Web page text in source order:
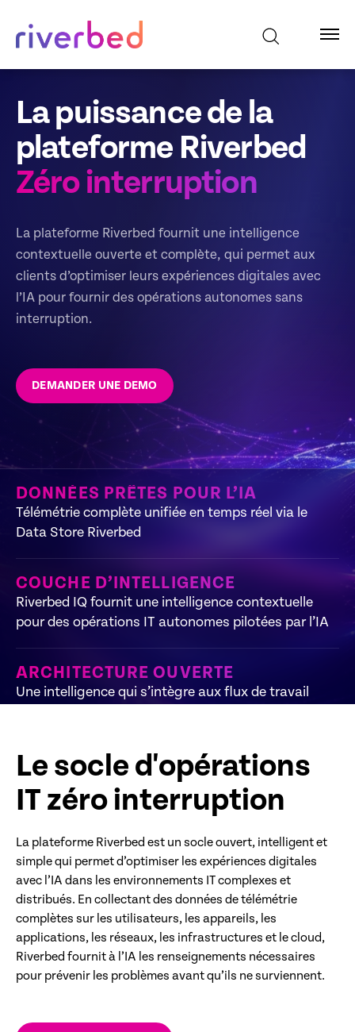
La puissance de la
plateforme Riverbed
Zéro interruption
La plateforme Riverbed fournit une intelligence
contextuelle ouverte et complète, qui permet aux
clients d’optimiser leurs expériences digitales avec
l’IA pour fournir des opérations autonomes sans
interruption.
DEMANDER UNE DEMO
DONNÉES PRÊTES POUR L’IA
Télémétrie complète unifiée en temps réel via le
Data Store Riverbed
COUCHE D’INTELLIGENCE
Riverbed IQ fournit une intelligence contextuelle
pour des opérations IT autonomes pilotées par l’IA
ARCHITECTURE OUVERTE
Une intelligence qui s’intègre aux flux de travail
Le socle d'opérations
IT zéro interruption
La plateforme Riverbed est un socle ouvert, intelligent et
simple qui permet d’optimiser les expériences digitales
avec l’IA dans les environnements IT complexes et
distribués. En collectant des données de télémétrie
complètes sur les utilisateurs, les appareils, les
applications, les réseaux, les infrastructures et le cloud,
Riverbed fournit à l’IA les renseignements nécessaires
pour prévenir les problèmes avant qu’ils ne surviennent.